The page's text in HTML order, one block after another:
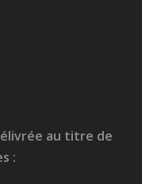
au titre de
: